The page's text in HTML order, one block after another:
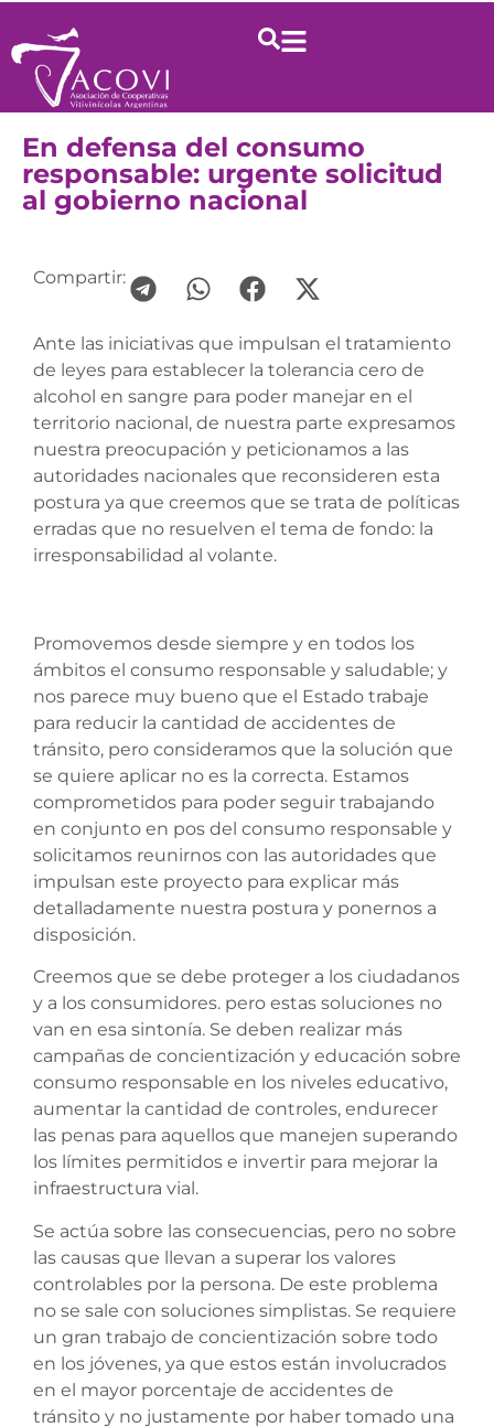
En defensa del consumo
responsable: urgente solicitud
al gobierno nacional
Compartir:
Ante las iniciativas que impulsan el tratamiento
de leyes para establecer la tolerancia cero de
alcohol en sangre para poder manejar en el
territorio nacional, de nuestra parte expresamos
nuestra preocupación y peticionamos a las
autoridades nacionales que reconsideren esta
postura ya que creemos que se trata de políticas
erradas que no resuelven el tema de fondo: la
irresponsabilidad al volante.
Promovemos desde siempre y en todos los
ámbitos el consumo responsable y saludable; y
nos parece muy bueno que el Estado trabaje
para reducir la cantidad de accidentes de
tránsito, pero consideramos que la solución que
se quiere aplicar no es la correcta. Estamos
comprometidos para poder seguir trabajando
en conjunto en pos del consumo responsable y
solicitamos reunirnos con las autoridades que
impulsan este proyecto para explicar más
detalladamente nuestra postura y ponernos a
disposición.
Creemos que se debe proteger a los ciudadanos
y a los consumidores. pero estas soluciones no
van en esa sintonía. Se deben realizar más
campañas de concientización y educación sobre
consumo responsable en los niveles educativo,
aumentar la cantidad de controles, endurecer
las penas para aquellos que manejen superando
los límites permitidos e invertir para mejorar la
infraestructura vial.
Se actúa sobre las consecuencias, pero no sobre
las causas que llevan a superar los valores
controlables por la persona. De este problema
no se sale con soluciones simplistas. Se requiere
un gran trabajo de concientización sobre todo
en los jóvenes, ya que estos están involucrados
en el mayor porcentaje de accidentes de
tránsito y no justamente por haber tomado una